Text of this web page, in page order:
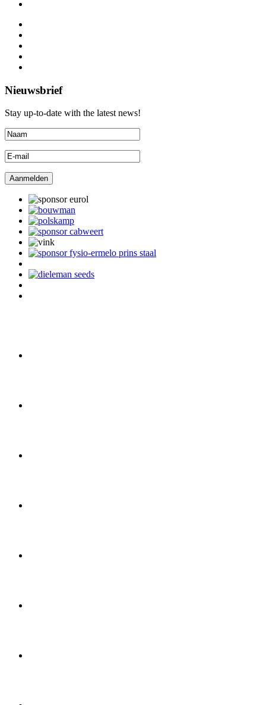
Nieuwsbrief
Stay up-to-date with the latest news!